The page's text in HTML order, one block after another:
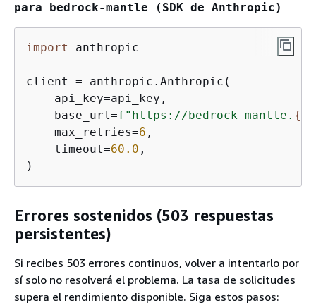
para bedrock-mantle (SDK de Anthropic)
import anthropic
client = anthropic.Anthropic(
    api_key=api_key,
    base_url=
f"https://bedrock-mantle. {
    max_retries=
6 ,
    timeout=
60.0 ,
)
Errores sostenidos (503 respuestas
persistentes)
Si recibes 503 errores continuos, volver a intentarlo por
sí solo no resolverá el problema. La tasa de solicitudes
supera el rendimiento disponible. Siga estos pasos: